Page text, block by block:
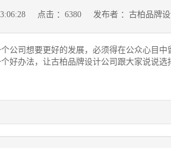
点击 ：6380 发布者 ：古柏品牌设
公司想要更好的发展，必须得在公众心目
好办法，让古柏品牌设计公司跟大家说说选